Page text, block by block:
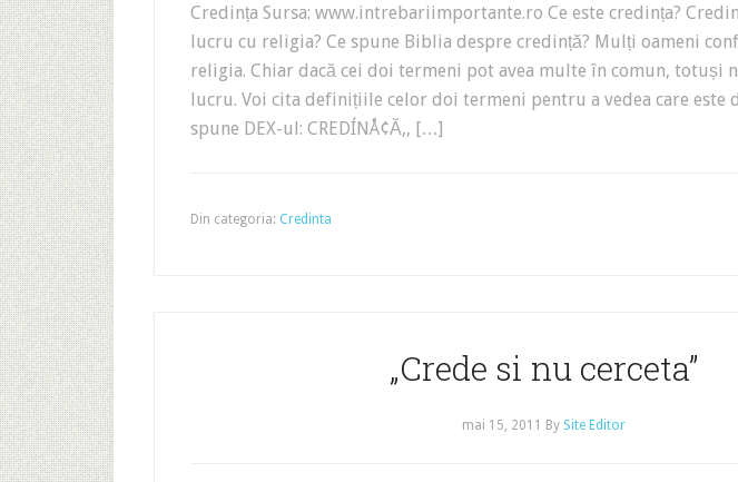
Credința Sursa: www.intrebariimportante.ro Ce este credința?
lucru cu religia? Ce spune Biblia despre credință? Mulți oameni
religia. Chiar dacă cei doi termeni pot avea multe în comun, totuși
lucru. Voi cita definițiile celor doi termeni pentru a vedea care este
spune DEX-ul: CREDÍNÅ¢Ă‚, […]
Din categoria: Credinta
„Crede si nu cerceta”
mai 15, 2011 By Site Editor